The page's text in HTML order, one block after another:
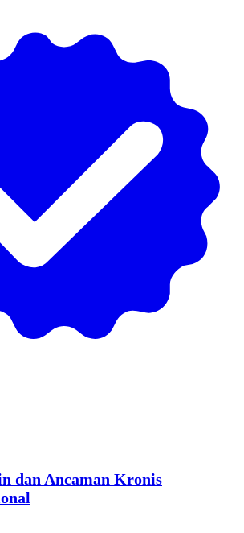
dan Ancaman Kronis